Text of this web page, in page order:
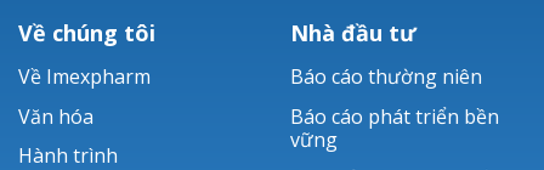
Về chúng tôi
Về Imexpharm
Văn hóa
Hành trình
Nhà đầu tư
Báo cáo thường niên
Báo cáo phát triển bền
vững